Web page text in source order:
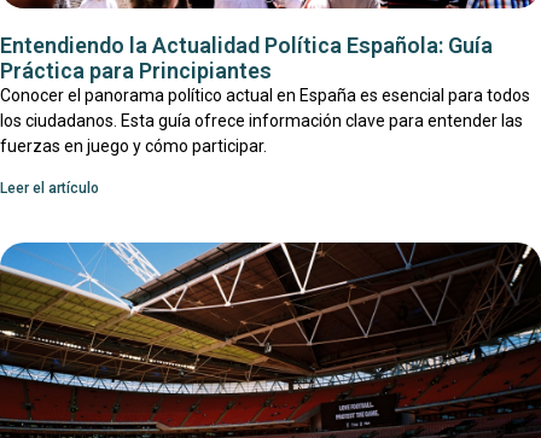
Entendiendo la Actualidad Política Española: Guía
Práctica para Principiantes
Conocer el panorama político actual en España es esencial para todos
los ciudadanos. Esta guía ofrece información clave para entender las
fuerzas en juego y cómo participar.
Leer el artículo